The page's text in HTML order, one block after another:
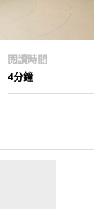
閱讀時間
4分鐘